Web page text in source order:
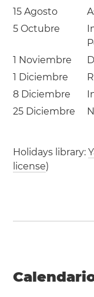
15 Agosto
5 Octubre
1 Noviembre
1 Diciembre
8 Diciembre
25 Diciembre
Holidays library:
license)